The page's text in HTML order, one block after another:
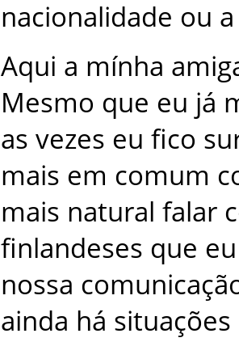
nacionalidade ou a
Aqui a mínha
Mesmo que eu já
as vezes eu fico
mais em comum
mais natural falar
finlandeses que eu
nossa
ainda há situações